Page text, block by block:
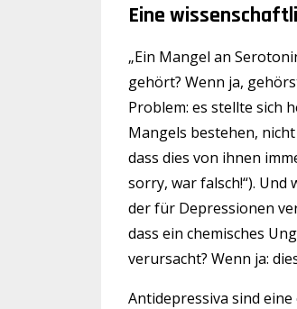
Eine
„Ein Mangel an
gehört? Wenn ja,
Problem: es stellte sich
Mangels bestehen,
dass dies von ihnen
sorry, war falsch!“).
der für Depressionen
dass ein chemisches
verursacht? Wenn ja:
Antidepressiva sind